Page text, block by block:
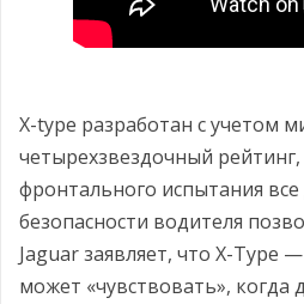
X-type разработан с учетом
четырехзвездочный
фронтального испытания
безопасности водителя
Jaguar заявляет, что X-
может «чувствовать»,